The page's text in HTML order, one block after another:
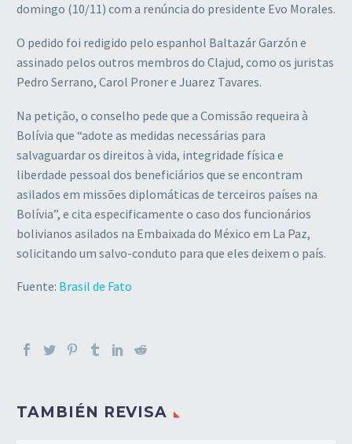
domingo (10/11) com a renúncia do presidente Evo Morales.
O pedido foi redigido pelo espanhol Baltazár Garzón e
assinado pelos outros membros do Clajud, como os juristas
Pedro Serrano, Carol Proner e Juarez Tavares.
Na petição, o conselho pede que a Comissão requeira à
Bolívia que “adote as medidas necessárias para
salvaguardar os direitos à vida, integridade física e
liberdade pessoal dos beneficiários que se encontram
asilados em missões diplomáticas de terceiros países na
Bolívia”, e cita especificamente o caso dos funcionários
bolivianos asilados na Embaixada do México em La Paz,
solicitando um salvo-conduto para que eles deixem o país.
Fuente: Brasil de Fato
TAMBIÉN REVISA